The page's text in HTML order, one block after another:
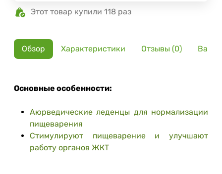
Этот товар купили 118 раз
Обзор Характеристики Отзывы (0)
Основные особенности:
Аюрведические леденцы для нормализации
пищеварения
Стимулируют пищеварение и улучшают
работу органов ЖКТ